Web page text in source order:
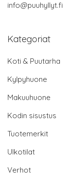
info@puuhyllyt.fi
Kategoriat
Koti & Puutarha
Kylpyhuone
Makuuhuone
Kodin sisustus
Tuotemerkit
Ulkotilat
Verhot